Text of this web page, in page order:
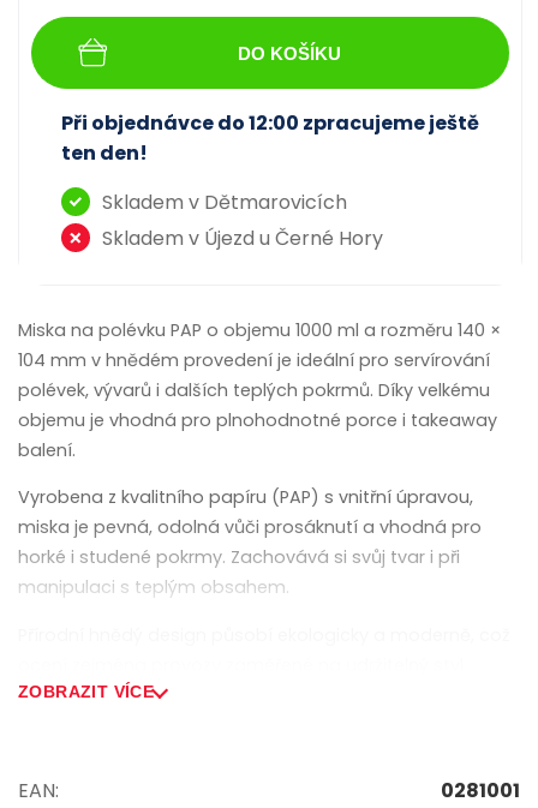
DO KOŠÍKU
Při objednávce do 12:00 zpracujeme ještě
ten den!
Skladem v Dětmarovicích
Skladem v Újezd u Černé Hory
Miska na polévku PAP o objemu 1000 ml a rozměru 140 ×
104 mm v hnědém provedení je ideální pro servírování
polévek, vývarů i dalších teplých pokrmů. Díky velkému
objemu je vhodná pro plnohodnotné porce i takeaway
balení.
Vyrobena z kvalitního papíru (PAP) s vnitřní úpravou,
miska je pevná, odolná vůči prosáknutí a vhodná pro
horké i studené pokrmy. Zachovává si svůj tvar i při
manipulaci s teplým obsahem.
ZOBRAZIT VÍCE
EAN: 0281001